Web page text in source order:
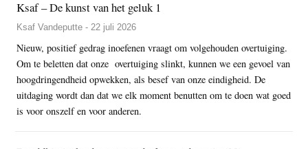
Ksaf – De kunst van het geluk 1
Ksaf Vandeputte - 22 juli 2026
Nieuw, positief gedrag inoefenen vraagt om volgehouden overtuiging.
Om te beletten dat onze overtuiging slinkt, kunnen we een gevoel van
hoogdringendheid opwekken, als besef van onze eindigheid. De
uitdaging wordt dan dat we elk moment benutten om te doen wat goed
is voor onszelf en voor anderen.